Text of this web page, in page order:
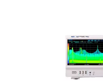
каналов